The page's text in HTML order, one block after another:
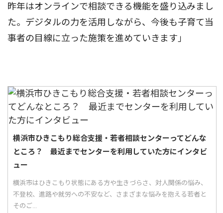
昨年はオンラインで相談できる機能を盛り込みまし
た。デジタルの力を活用しながら、今後も子育て当
事者の目線に立った施策を進めていきます｣
横浜市ひきこもり総合支援・若者相談センターってどんな
ところ？ 最近までセンターを利用していた方にインタビ
ュー
横浜市はひきこもり状態にある方や生きづらさ、対人関係の悩み、
不登校、進路や就労への不安など、さまざまな悩みを抱える若者と
そのご...